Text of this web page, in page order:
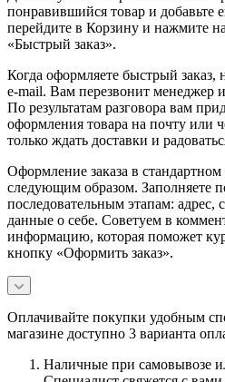
понравившийся товар и добавьте
перейдите в Корзину и нажмите
«Быстрый заказ».
Когда оформляете быстрый
e-mail. Вам перезвонит менеджер
По результатам разговора вам
оформления товара на почту или
только ждать доставки и
Оформление заказа в
следующим образом. Заполняете
последовательным этапам: адрес,
данные о себе. Советуем в
информацию, которая поможет
кнопку «Оформить заказ».
Оплачивайте покупки удобным
магазине доступно 3 варианта
Наличные при самовывозе